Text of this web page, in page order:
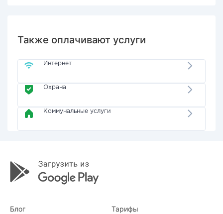
Также оплачивают услуги
Интернет
Охрана
Коммунальные услуги
Блог Тарифы